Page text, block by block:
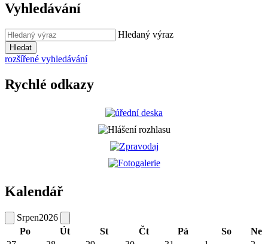
Vyhledávání
Hledaný výraz
Hledat
rozšířené vyhledávání
Rychlé odkazy
Kalendář
Srpen2026
Po
Út St Čt Pá So
Ne